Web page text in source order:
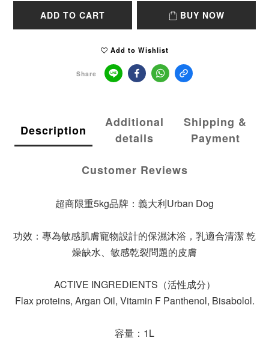
ADD TO CART BUY NOW
Add to Wishlist
Share
Description
Additional
details
Shipping &
Payment
Customer Reviews
超商限重5kg品牌：義大利Urban Dog
功效：專為敏感肌膚寵物設計的保濕沐浴，乳適合清潔 乾
燥缺水、敏感乾裂問題的皮膚
ACTIVE INGREDIENTS（活性成分）
Flax proteins, Argan Oil, Vitamin F Panthenol, Bisabolol.
容量：1L